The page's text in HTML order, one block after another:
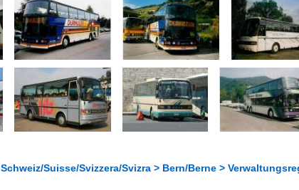
Schweiz/Suisse/Svizzera/Svizra > Bern/Berne >